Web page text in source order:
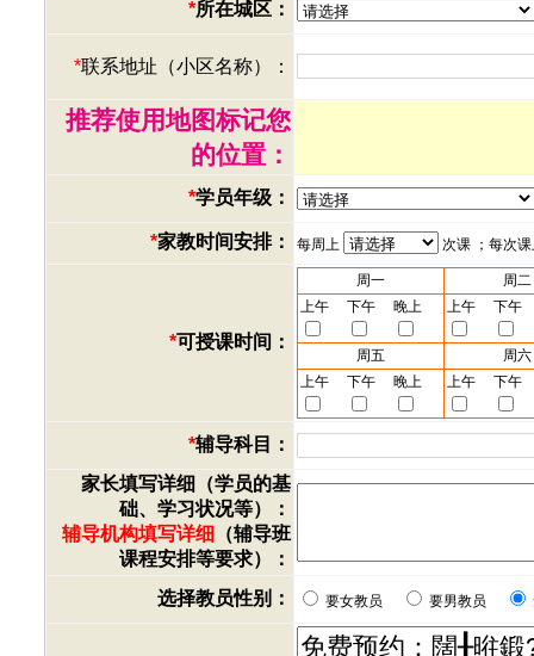
*所在城区：
*联系地址（小区名称）：
推荐使用地图标记您
的位置：
*学员年级：
*家教时间安排： 每周上 次课 ；每次
*可授课时间：
周一
周二
上午
下午 晚上 上午 下午
周五
周六
上午
下午 晚上 上午 下午
*辅导科目：
家长填写详细（学员的基
础、学习状况等）：
辅导机构填写详细 （辅导班
课程安排等要求）：
选择教员性别：
要女教员 要男教员